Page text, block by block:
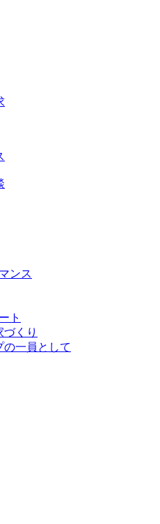
ンス
ト
くり
の一員として